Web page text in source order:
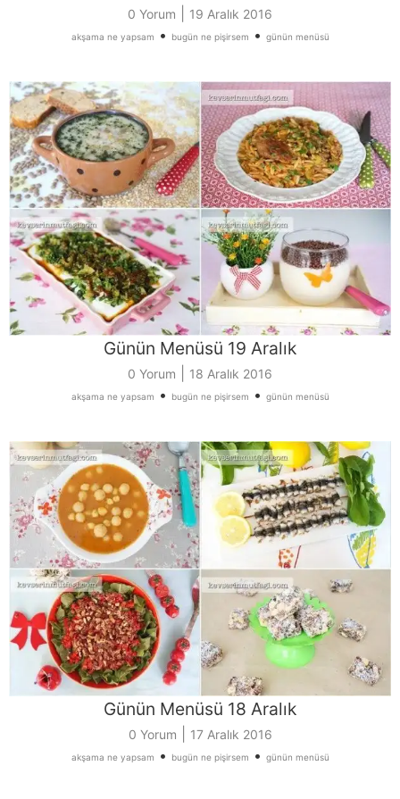
0 Yorum 19 Aralık 2016
akşama ne yapsam • bugün ne pişirsem • günün menüsü
Günün Menüsü 19 Aralık
0 Yorum 18 Aralık 2016
akşama ne yapsam • bugün ne pişirsem • günün menüsü
Günün Menüsü 18 Aralık
0 Yorum 17 Aralık 2016
akşama ne yapsam • bugün ne pişirsem • günün menüsü